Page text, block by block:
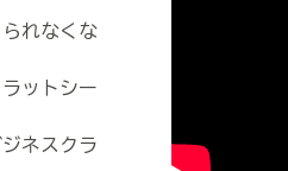
れなくな
ットシー
ネスクラ